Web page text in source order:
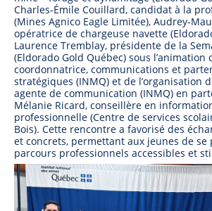
Charles-Émile Couillard, candidat à la
(Mines Agnico Eagle Limitée), Audrey-
opératrice de chargeuse navette
Laurence Tremblay, présidente de la
(Eldorado Gold Québec) sous l’animation
coordonnatrice, communications et
stratégiques (INMQ) et de l’organisation
agente de communication (INMQ) en
Mélanie Ricard, conseillère en
professionnelle (Centre de services
Bois). Cette rencontre a favorisé des
et concrets, permettant aux jeunes de se
parcours professionnels accessibles et